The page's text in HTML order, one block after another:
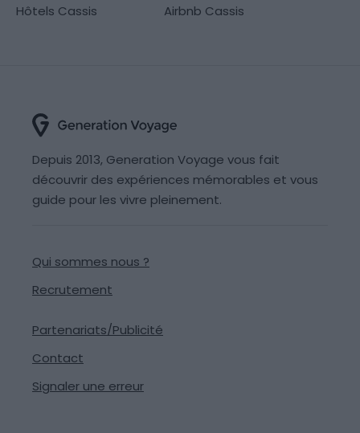
Hôtels Cassis
Airbnb Cassis
Depuis 2013, Generation Voyage vous fait
découvrir des expériences mémorables et vous
guide pour les vivre pleinement.
Qui sommes nous ?
Recrutement
Partenariats/Publicité
Contact
Signaler une erreur